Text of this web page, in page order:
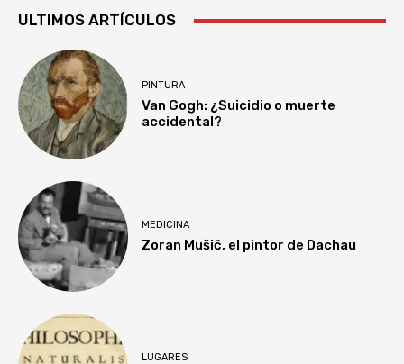
ULTIMOS ARTÍCULOS
PINTURA
Van Gogh: ¿Suicidio o muerte
accidental?
MEDICINA
Zoran Mušič, el pintor de Dachau
LUGARES